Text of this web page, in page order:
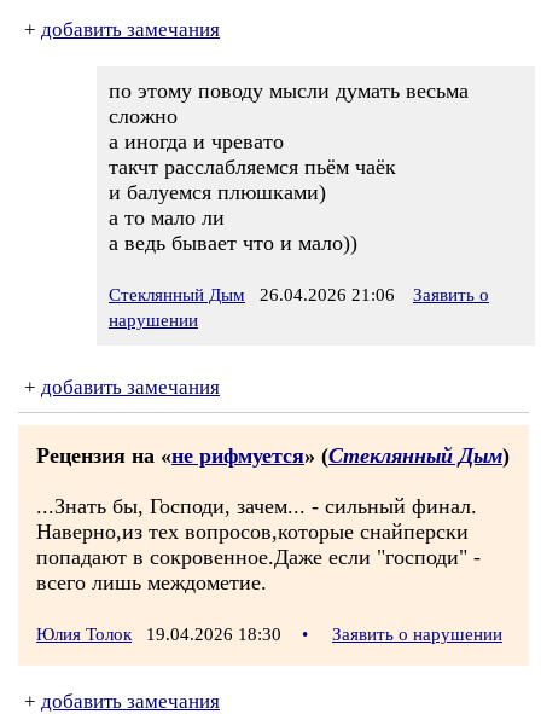
+ добавить замечания
по этому поводу мысли думать весьма
сложно
а иногда и чревато
такчт расслабляемся пьём чаёк
и балуемся плюшками)
а то мало ли
а ведь бывает что и мало))
Стеклянный Дым 26.04.2026 21:06
Заявить о
нарушении
+ добавить замечания
Рецензия на «не рифмуется» (Стеклянный Дым)
...Знать бы, Господи, зачем... - сильный финал.
Наверно,из тех вопросов,которые снайперски
попадают в сокровенное.Даже если "господи" -
всего лишь междометие.
Юлия Толок 19.04.2026 18:30 • Заявить о нарушении
+ добавить замечания